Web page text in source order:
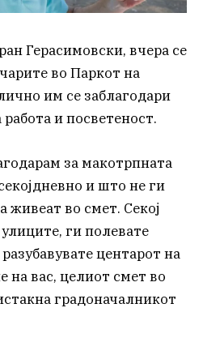
Герасимовски, вчера се
во Паркот на
им се заблагодари
и посветеност.
за макотрпната
и што не ги
живеат во смет. Секој
ги полевате
центарот на
на вас, целиот смет во
градоначалникот